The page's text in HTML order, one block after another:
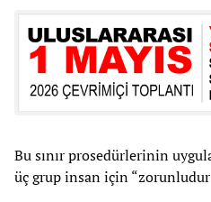
Bu sınır prosedürlerinin
üç grup insan için